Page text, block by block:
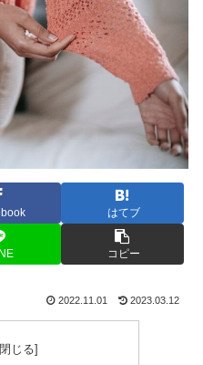
はてブ
コピー
2022.11.01 2023.03.12